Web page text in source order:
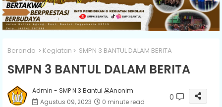
Beranda Kegiatan SMPN 3 BANTUL DALAM BERITA
SMPN 3 BANTUL DALAM BERITA
Admin - SMP N 3 Bantul
Anonim
Agustus 09, 2023
0 minute read 0